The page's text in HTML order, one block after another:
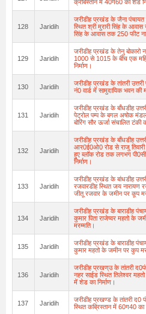
क्रबिस्तान में 40ग60 का शेड
128 Jaridih
जरीडीह प्रखंड के जैना पंचायत
स्थित श्री मुरारी सिंह के
सिंह के आवास तक 250 फीट
129 Jaridih
जरीडीह प्रखंड के तेनु बोकारो
1000 से 1015 के बीच एक
निर्माण।
130 Jaridih
जरीडीह प्रखंड के तांतरी
नं0 वार्ड में सामुदायिक भवन की
131 Jaridih
जरीडीह प्रखंड के बाँधडीह
पेट्रोल पम्प के बगल अषोक
बोरिंग सौर ऊर्जा संचालित टंकी
132 Jaridih
जरीडीह प्रखंड के बाँधडीह
आर0ई0ओ0 रोड से राजु
हुए ब्लॉक रोड तक लगभग
निर्माण।
133 Jaridih
जरीडीह प्रखंड के बांधडीह
रजवारडीह स्थित जय नारायण
जीतू रजवार के जमीन पर कूप
134 Jaridih
जरीडीह प्रखंड के बाराडीह
कुमार पिता राजेष्वर महतो के
मरम्मति।
135 Jaridih
जरीडीह प्रखंड के बाराडीह
कुमार महतो के जमीन पर कुप
136 Jaridih
जरीडीह प्रखण्उ के तांतरी
नहर साईड स्थित तिलेश्वर
में शेड का निर्माण।
137 Jaridih
जरीडीह प्रखण्ड के तांतरी द0
स्थित कब्रिस्तान में 60ग40 का